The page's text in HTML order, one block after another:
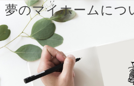
コ
ン
テ
ン
ツ
キ
夢のマイホームにつ